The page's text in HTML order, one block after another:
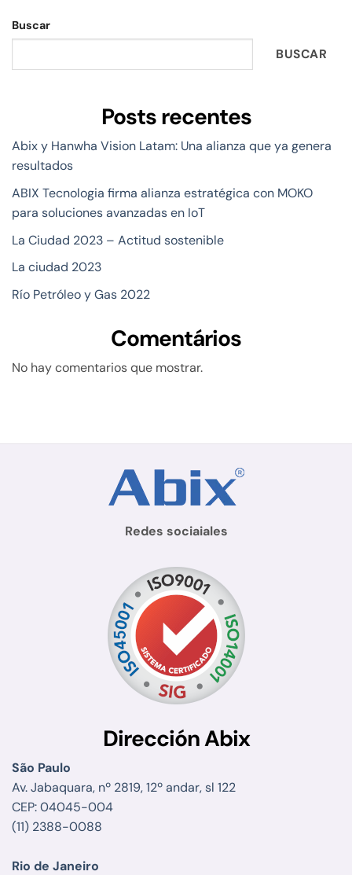
Buscar
BUSCAR
Posts recentes
Abix y Hanwha Vision Latam: Una alianza que ya genera
resultados
ABIX Tecnologia firma alianza estratégica con MOKO
para soluciones avanzadas en IoT
La Ciudad 2023 – Actitud sostenible
La ciudad 2023
Río Petróleo y Gas 2022
Comentários
No hay comentarios que mostrar.
Redes sociaiales
Dirección Abix
São Paulo
Av. Jabaquara, nº 2819, 12º andar, sl 122
CEP: 04045-004
(11) 2388-0088
Rio de Janeiro